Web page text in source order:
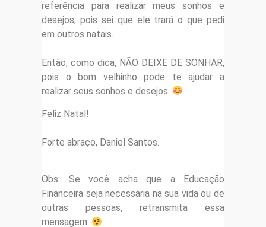
referência para realizar meus sonhos e
desejos, pois sei que ele trará o que pedi
em outros natais.
Então, como dica, NÃO DEIXE DE SONHAR,
pois o bom velhinho pode te ajudar a
realizar seus sonhos e desejos.
Feliz Natal!
Forte abraço, Daniel Santos.
Obs: Se você acha que a Educação
Financeira seja necessária na sua vida ou de
outras pessoas, retransmita essa
mensagem.